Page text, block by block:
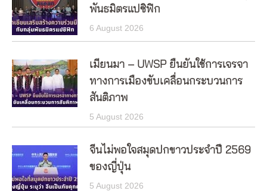
พันธมิตรแปซิฟิก
6 August 2026
เมียนมา – UWSP ยืนยันใช้การเจรจา
ทางการเมืองขับเคลื่อนกระบวนการ
สันติภาพ
5 August 2026
จีนไม่พอใจสมุดปกขาวประจำปี 2569
ของญี่ปุ่น
5 August 2026